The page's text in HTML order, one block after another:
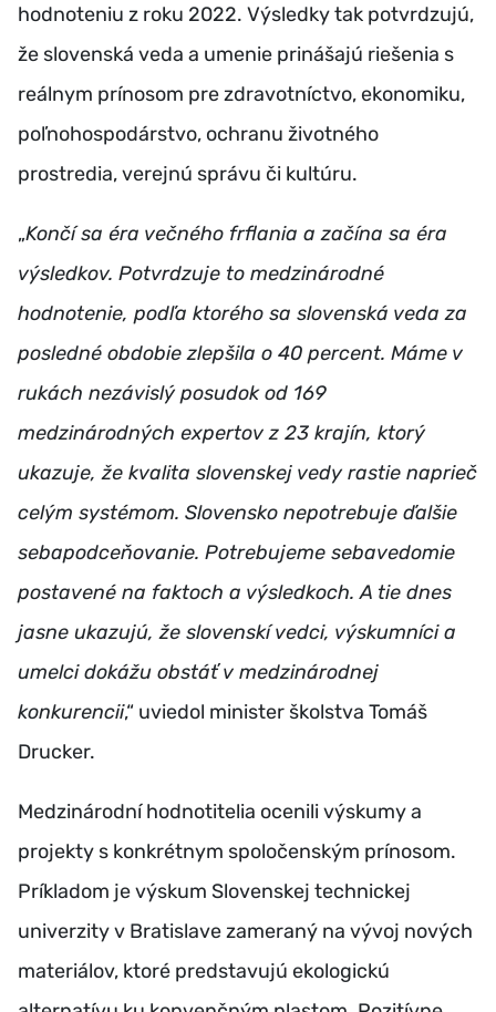
hodnoteniu z roku 2022. Výsledky tak potvrdzujú,
že slovenská veda a umenie prinášajú riešenia s
reálnym prínosom pre zdravotníctvo, ekonomiku,
poľnohospodárstvo, ochranu životného
prostredia, verejnú správu či kultúru.
„Končí sa éra večného frflania a začína sa éra
výsledkov. Potvrdzuje to medzinárodné
hodnotenie, podľa ktorého sa slovenská veda za
posledné obdobie zlepšila o 40 percent. Máme v
rukách nezávislý posudok od 169
medzinárodných expertov z 23 krajín, ktorý
ukazuje, že kvalita slovenskej vedy rastie naprieč
celým systémom. Slovensko nepotrebuje ďalšie
sebapodceňovanie. Potrebujeme sebavedomie
postavené na faktoch a výsledkoch. A tie dnes
jasne ukazujú, že slovenskí vedci, výskumníci a
umelci dokážu obstáť v medzinárodnej
konkurencii,“ uviedol minister školstva Tomáš
Drucker.
Medzinárodní hodnotitelia ocenili výskumy a
projekty s konkrétnym spoločenským prínosom.
Príkladom je výskum Slovenskej technickej
univerzity v Bratislave zameraný na vývoj nových
materiálov, ktoré predstavujú ekologickú